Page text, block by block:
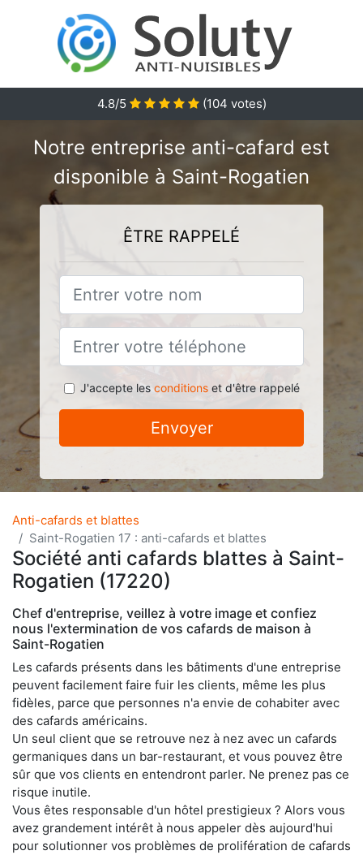
4.8/5 (104 votes)
Notre entreprise anti-cafard est
disponible à Saint-Rogatien
ÊTRE RAPPELÉ
J'accepte les conditionset d'être rappelé
Envoyer
Anti-cafards et blattes
Saint-Rogatien 17 : anti-cafards et blattes
Société anti cafards blattes à Saint-
Rogatien (17220)
Chef d'entreprise, veillez à votre image et confiez
nous l'extermination de vos cafards de maison à
Saint-Rogatien
Les cafards présents dans les bâtiments d'une entreprise
peuvent facilement faire fuir les clients, même les plus
fidèles, parce que personnes n'a envie de cohabiter avec
des cafards américains.
Un seul client que se retrouve nez à nez avec un cafards
germaniques dans un bar-restaurant, et vous pouvez être
sûr que vos clients en entendront parler. Ne prenez pas ce
risque inutile.
Vous êtes responsable d'un hôtel prestigieux ? Alors vous
avez grandement intérêt à nous appeler dès aujourd'hui
pour solutionner vos problèmes de prolifération de cafards